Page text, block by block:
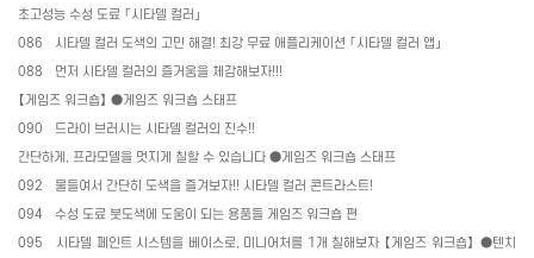
초고성능 수성 도료 「시타델 컬러」
086 시타델 컬러 도색의 고민 해결! 최강 무료 애플리케이션 「시타델 컬러 앱」
088 먼저 시타델 컬러의 즐거움을 체감해보자!!!
【게임즈 워크숍】 ●게임즈 워크숍 스태프
090 드라이 브러시는 시타델 컬러의 진수!!
간단하게 , 프라모델을 멋지게 칠할 수 있습니다 ●게임즈 워크숍 스태프
092 물들여서 간단히 도색을 즐겨보자!! 시타델 컬러 콘트라스트!
094 수성 도료 붓도색에 도움이 되는 용품들 게임즈 워크숍 편
095 시타델 페인트 시스템을 베이스로, 미니어처를 1 개 칠해보자 【게임즈 워크숍】 ●텐치